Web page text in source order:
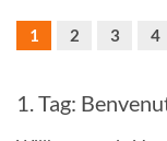
1 2 3 4
1. Tag: